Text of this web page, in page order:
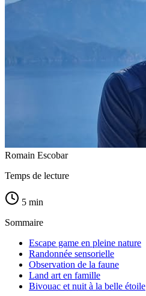
Romain Escobar
Temps de lecture
5 min
Sommaire
Escape game en pleine nature
Randonnée sensorielle
Observation de la faune
Land art en famille
Bivouac et nuit à la belle étoile